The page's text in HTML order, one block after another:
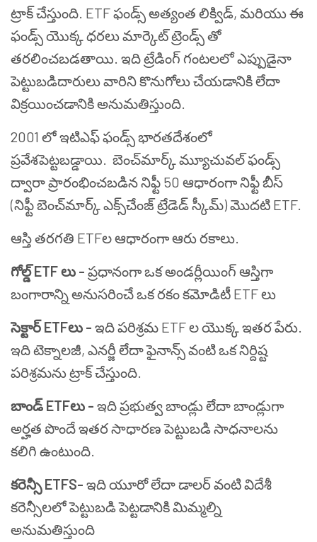
ట్రాక్ చేస్తుంది. ETF ఫండ్స్ అత్యంత లిక్విడ్, మరియు ఈ
ఫండ్స్ యొక్క ధరలు మార్కెట్ ట్రెండ్స్ తో
తరలించబడతాయి. ఇది ట్రేడింగ్ గంటలలో ఎప్పుడైనా
పెట్టుబడిదారులు వారిని కొనుగోలు చేయడానికి లేదా
విక్రయించడానికి అనుమతిస్తుంది.
2001 లో ఇటిఎఫ్ ఫండ్స్ భారతదేశంలో
ప్రవేశపెట్టబడ్డాయి. బెంచ్‌మార్క్ మ్యూచువల్ ఫండ్స్
ద్వారా ప్రారంభించబడిన నిఫ్టీ 50 ఆధారంగా నిఫ్టీ బీస్
(నిఫ్టీ బెంచ్‌మార్క్ ఎక్స్‌చేంజ్ ట్రేడెడ్ స్కీమ్) మొదటి ETF.
ఆస్తి తరగతి ETFల ఆధారంగా ఆరు రకాలు.
గోల్డ్ ETF లు - ప్రధానంగా ఒక అండర్లీయింగ్ ఆస్తిగా
బంగారాన్ని అనుసరించే ఒక రకం కమోడిటీ ETF లు
సెక్టార్ ETFలు - ఇది పరిశ్రమ ETF ల యొక్క ఇతర పేరు.
ఇది టెక్నాలజీ, ఎనర్జీ లేదా ఫైనాన్స్ వంటి ఒక నిర్దిష్ట
పరిశ్రమను ట్రాక్ చేస్తుంది.
బాండ్ ETFలు - ఇది ప్రభుత్వ బాండ్లు లేదా బాండ్లుగా
అర్హత పొందే ఇతర సాధారణ పెట్టుబడి సాధనాలను
కలిగి ఉంటుంది.
కరెన్సీ ETFS- ఇది యూరో లేదా డాలర్ వంటి విదేశీ
కరెన్సీలలో పెట్టుబడి పెట్టడానికి మిమ్మల్ని
అనుమతిస్తుంది